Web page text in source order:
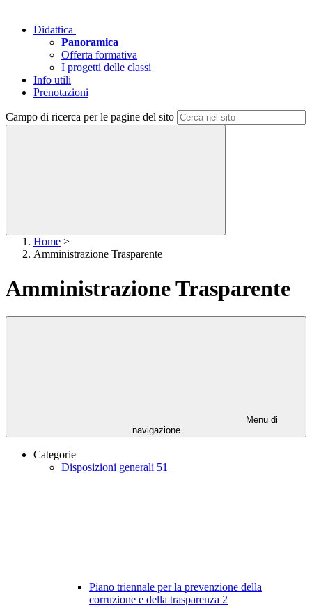
Didattica
Panoramica
Offerta formativa
I progetti delle classi
Info utili
Prenotazioni
Campo di ricerca per le pagine del sito
Home >
Amministrazione Trasparente
Amministrazione Trasparente
Menu di
navigazione
Categorie
Disposizioni generali 51
Piano triennale per la prevenzione della
corruzione e della trasparenza 2